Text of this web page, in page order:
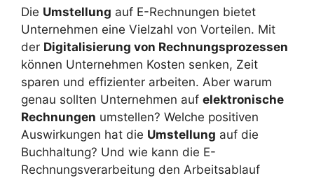
Die Umstellung auf E-Rechnungen bietet
Unternehmen eine Vielzahl von Vorteilen. Mit
der Digitalisierung von Rechnungsprozessen
können Unternehmen Kosten senken, Zeit
sparen und effizienter arbeiten. Aber warum
genau sollten Unternehmen auf elektronische
Rechnungen umstellen? Welche positiven
Auswirkungen hat die Umstellung auf die
Buchhaltung? Und wie kann die E-
Rechnungsverarbeitung den Arbeitsablauf